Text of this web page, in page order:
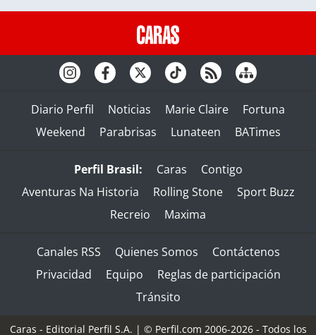
Diario Perfil Noticias Marie Claire
Fortuna
Weekend
Parabrisas Lunateen BATimes
Perfil Brasil: Caras
Contigo
Aventuras Na Historia
Rolling Stone
Sport Buzz
Recreio
Maxima
Canales RSS Quienes Somos
Contáctenos
Privacidad
Equipo
Reglas de participación
Tránsito
Caras - Editorial Perfil S.A. | © Perfil.com 2006-2026 - Todos los